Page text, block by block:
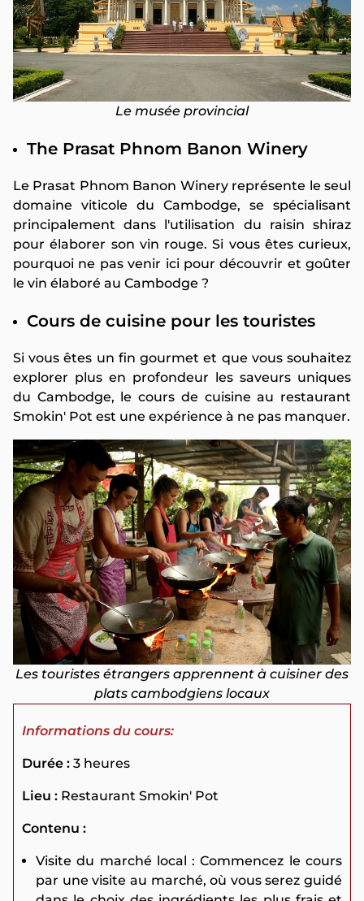
Le musée provincial
The Prasat Phnom Banon Winery
Le Prasat Phnom Banon Winery représente le seul
domaine viticole du Cambodge, se spécialisant
principalement dans l'utilisation du raisin shiraz
pour élaborer son vin rouge. Si vous êtes curieux,
pourquoi ne pas venir ici pour découvrir et goûter
le vin élaboré au Cambodge ?
Cours de cuisine pour les touristes
Si vous êtes un fin gourmet et que vous souhaitez
explorer plus en profondeur les saveurs uniques
du Cambodge, le cours de cuisine au restaurant
Smokin' Pot est une expérience à ne pas manquer.
Les touristes étrangers apprennent à cuisiner des
plats cambodgiens locaux
Informations du cours:
Durée : 3 heures
Lieu : Restaurant Smokin' Pot
Contenu :
Visite du marché local : Commencez le cours
par une visite au marché, où vous serez guidé